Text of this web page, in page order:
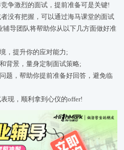
激烈的面试，提前准备可是关键!
有把握，可以通过海马课堂的面试
导团队将帮助你从以下几方面做好准
提升你的应对能力;
景，量身定制面试策略;
，帮助你提前准备好回答，避免临
现，顺利拿到心仪的offer!